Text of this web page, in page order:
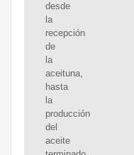
desde
la
recepción
de
la
aceituna,
hasta
la
producción
del
aceite